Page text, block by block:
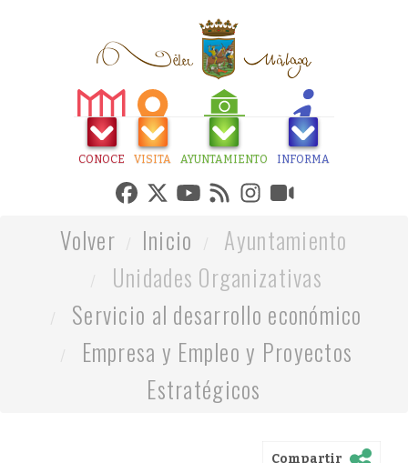
CONOCE VISITA AYUNTAMIENTO INFORMA
Volver Inicio
Ayuntamiento
Unidades Organizativas
Servicio al desarrollo económico
Empresa y Empleo y Proyectos
Estratégicos
Compartir